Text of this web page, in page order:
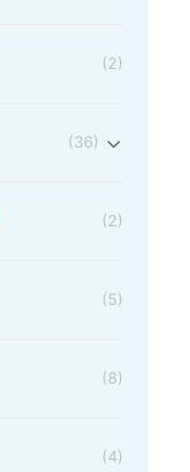
(2)
(36)
(2)
(5)
(8)
(4)